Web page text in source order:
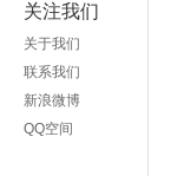
关注我们
关于我们
联系我们
新浪微博
QQ空间